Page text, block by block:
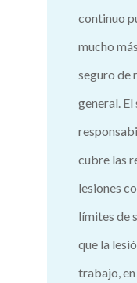
continuo
mucho
seguro de
general.
cubre las
lesiones
límites de
que la
trabajo,